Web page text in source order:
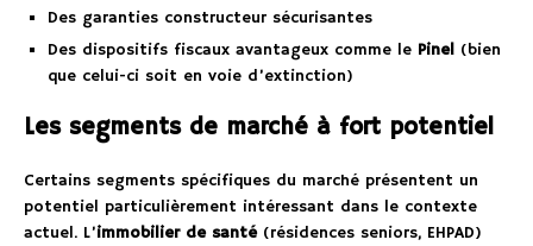
Des garanties constructeur sécurisantes
Des dispositifs fiscaux avantageux comme le Pinel (bien
que celui-ci soit en voie d’extinction)
Les segments de marché à fort potentiel
Certains segments spécifiques du marché présentent un
potentiel particulièrement intéressant dans le contexte
actuel. L’immobilier de santé(résidences seniors, EHPAD)